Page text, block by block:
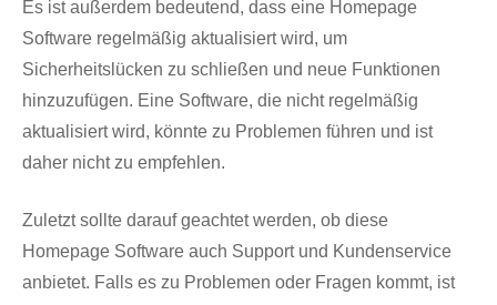
Es ist außerdem bedeutend, dass eine Homepage
Software regelmäßig aktualisiert wird, um
Sicherheitslücken zu schließen und neue Funktionen
hinzuzufügen. Eine Software, die nicht regelmäßig
aktualisiert wird, könnte zu Problemen führen und ist
daher nicht zu empfehlen.
Zuletzt sollte darauf geachtet werden, ob diese
Homepage Software auch Support und Kundenservice
anbietet. Falls es zu Problemen oder Fragen kommt, ist